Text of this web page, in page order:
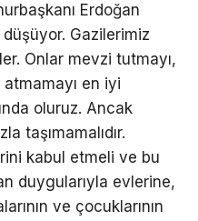
Erdoğan
Gazilerimiz
Onlar mevzi tutmayı,
en iyi
oluruz. Ancak
taşımamalıdır.
kabul etmeli ve bu
duygularıyla evlerine,
ve çocuklarının